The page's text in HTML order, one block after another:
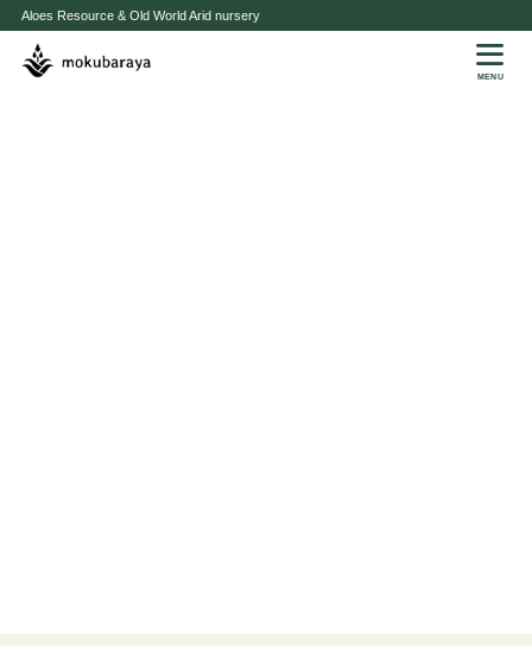
Aloes Resource & Old World Arid nursery
MENU